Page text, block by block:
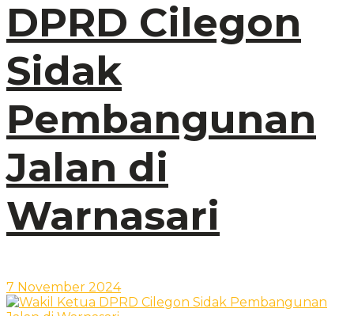
DPRD Cilegon
Sidak
Pembangunan
Jalan di
Warnasari
7 November 2024